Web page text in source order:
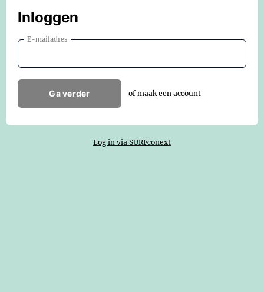
Inloggen
E-mailadres
Ga verder of maak een account
Log in via SURFconext